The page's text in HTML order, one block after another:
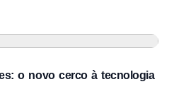
o novo cerco à tecnologia